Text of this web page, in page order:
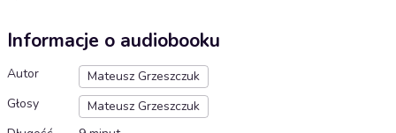
Informacje o audiobooku
Autor
Mateusz Grzeszczuk
Głosy
Mateusz Grzeszczuk